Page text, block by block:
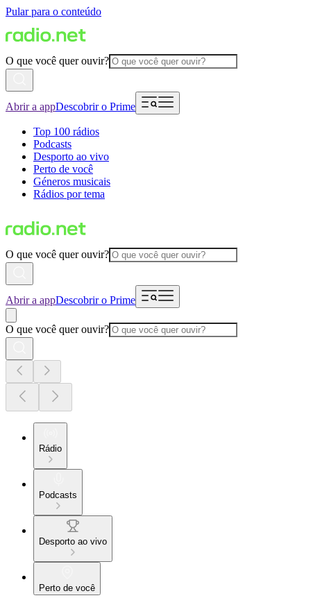
Pular para o conteúdo
O que você quer ouvir?
Abrir a appDescobrir o Prime
Top 100 rádios
Podcasts
Desporto ao vivo
Perto de você
Géneros musicais
Rádios por tema
O que você quer ouvir?
Abrir a appDescobrir o Prime
O que você quer ouvir?
Rádio
Podcasts
Desporto ao vivo
Perto de você